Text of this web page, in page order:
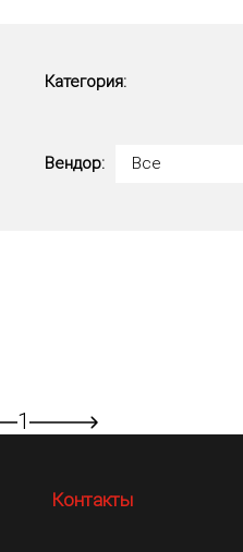
Категория:
Вендор: Все
1
Контакты